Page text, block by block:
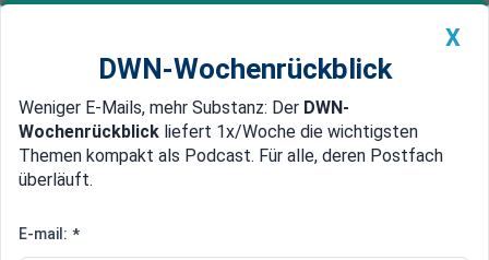
Newsticker MEIN DWN: Geldanlage Premium
Edelmetalle DWN-Magazin China
Linken-Chef erwägt offenbar
X
DWN-Wochenrückblick
Weniger E-Mails, mehr Substanz: Der DWN-
Wochenrückblick liefert 1x/Woche die wichtigsten
Themen kompakt als Podcast. Für alle, deren Postfach
überläuft.
E-mail: *